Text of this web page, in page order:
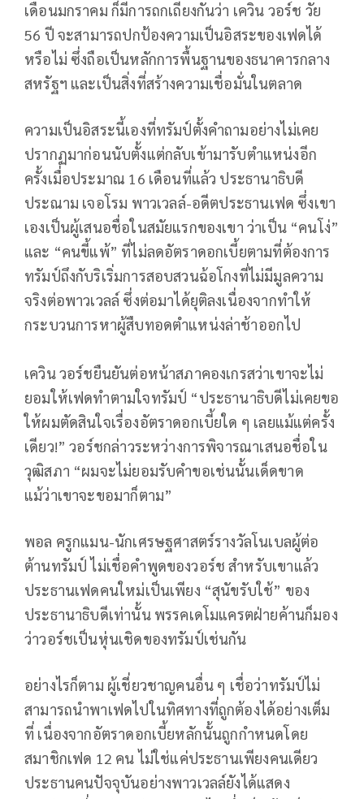
เดือนมกราคม ก็มีการถกเถียงกันว่า เควิน วอร์ช วัย
56 ปี จะสามารถปกป้องความเป็นอิสระของเฟดได้
หรือไม่ ซึ่งถือเป็นหลักการพื้นฐานของธนาคารกลาง
สหรัฐฯ และเป็นสิ่งที่สร้างความเชื่อมั่นในตลาด
ความเป็นอิสระนี้เองที่ทรัมป์ตั้งคำถามอย่างไม่เคย
ปรากฏมาก่อนนับตั้งแต่กลับเข้ามารับตำแหน่งอีก
ครั้งเมื่อประมาณ 16 เดือนที่แล้ว ประธานาธิบดี
ประณาม เจอโรม พาวเวลล์-อดีตประธานเฟด ซึ่งเขา
เองเป็นผู้เสนอชื่อในสมัยแรกของเขา ว่าเป็น “คนโง่”
และ “คนขี้แพ้” ที่ไม่ลดอัตราดอกเบี้ยตามที่ต้องการ
ทรัมป์ถึงกับริเริ่มการสอบสวนฉ้อโกงที่ไม่มีมูลความ
จริงต่อพาวเวลล์ ซึ่งต่อมาได้ยุติลงเนื่องจากทำให้
กระบวนการหาผู้สืบทอดตำแหน่งล่าช้าออกไป
เควิน วอร์ชยืนยันต่อหน้าสภาคองเกรสว่าเขาจะไม่
ยอมให้เฟดทำตามใจทรัมป์ “ประธานาธิบดีไม่เคยขอ
ให้ผมตัดสินใจเรื่องอัตราดอกเบี้ยใด ๆ เลยแม้แต่ครั้ง
เดียว!” วอร์ชกล่าวระหว่างการพิจารณาเสนอชื่อใน
วุฒิสภา “ผมจะไม่ยอมรับคำขอเช่นนั้นเด็ดขาด
แม้ว่าเขาจะขอมาก็ตาม”
พอล ครูกแมน-นักเศรษฐศาสตร์รางวัลโนเบลผู้ต่อ
ต้านทรัมป์ ไม่เชื่อคำพูดของวอร์ช สำหรับเขาแล้ว
ประธานเฟดคนใหม่เป็นเพียง “สุนัขรับใช้” ของ
ประธานาธิบดีเท่านั้น พรรคเดโมแครตฝ่ายค้านก็มอง
ว่าวอร์ชเป็นหุ่นเชิดของทรัมป์เช่นกัน
อย่างไรก็ตาม ผู้เชี่ยวชาญคนอื่น ๆ เชื่อว่าทรัมป์ไม่
สามารถนำพาเฟดไปในทิศทางที่ถูกต้องได้อย่างเต็ม
ที่ เนื่องจากอัตราดอกเบี้ยหลักนั้นถูกกำหนดโดย
สมาชิกเฟด 12 คน ไม่ใช่แค่ประธานเพียงคนเดียว
ประธานคนปัจจุบันอย่างพาวเวลล์ยังได้แสดง